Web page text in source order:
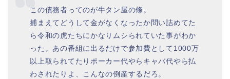
この債務者ってのが牛タン屋の條。
捕まえてどうして金がなくなったか問い詰めてた
ら令和の虎たちにかなりムシられていた事がわか
った。あの番組に出るだけで参加費として1000万
以上取られてたりポーカー代やらキャバ代やら払
わされたりよ、こんなの倒産するだろ。